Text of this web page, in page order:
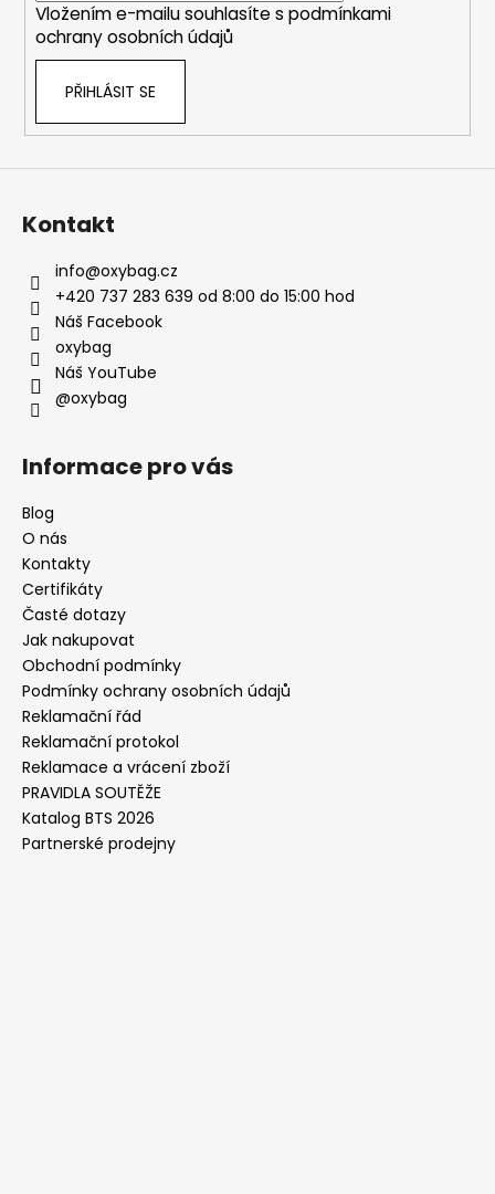
Vložením e-mailu souhlasíte s podmínkami
ochrany osobních údajů
PŘIHLÁSIT SE
Kontakt
info@oxybag.cz
+420 737 283 639 od 8:00 do 15:00 hod
Náš Facebook
oxybag
Náš YouTube
@oxybag
Informace pro vás
Blog
O nás
Kontakty
Certifikáty
Časté dotazy
Jak nakupovat
Obchodní podmínky
Podmínky ochrany osobních údajů
Reklamační řád
Reklamační protokol
Reklamace a vrácení zboží
PRAVIDLA SOUTĚŽE
Katalog BTS 2026
Partnerské prodejny